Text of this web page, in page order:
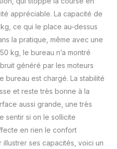
construction stable et sa
fiable
une
de travail
et
une garantie de 5
sur le cadre, le
et les
ainsi qu'une
les
et
appréciable. La capacité de
ce qui le place au-dessus
la pratique, même avec une
kg, le bureau n’a montré
généré par les moteurs
bureau est chargé. La stabilité
et reste très bonne à la
aussi grande, une très
sentir si on le sollicite
en rien le confort
illustrer ses capacités, voici un